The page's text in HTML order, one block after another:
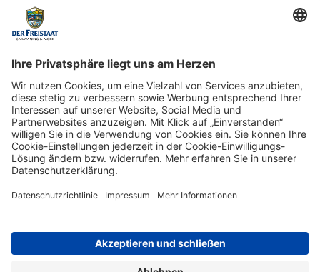
Newsletter: Jetzt auf
shop.derfreistaat.de anmelden und
einen 5€ Gutschein für unseren Online-
Shop erhalten!*
Impressum Datenschutz Barrierefreiheit